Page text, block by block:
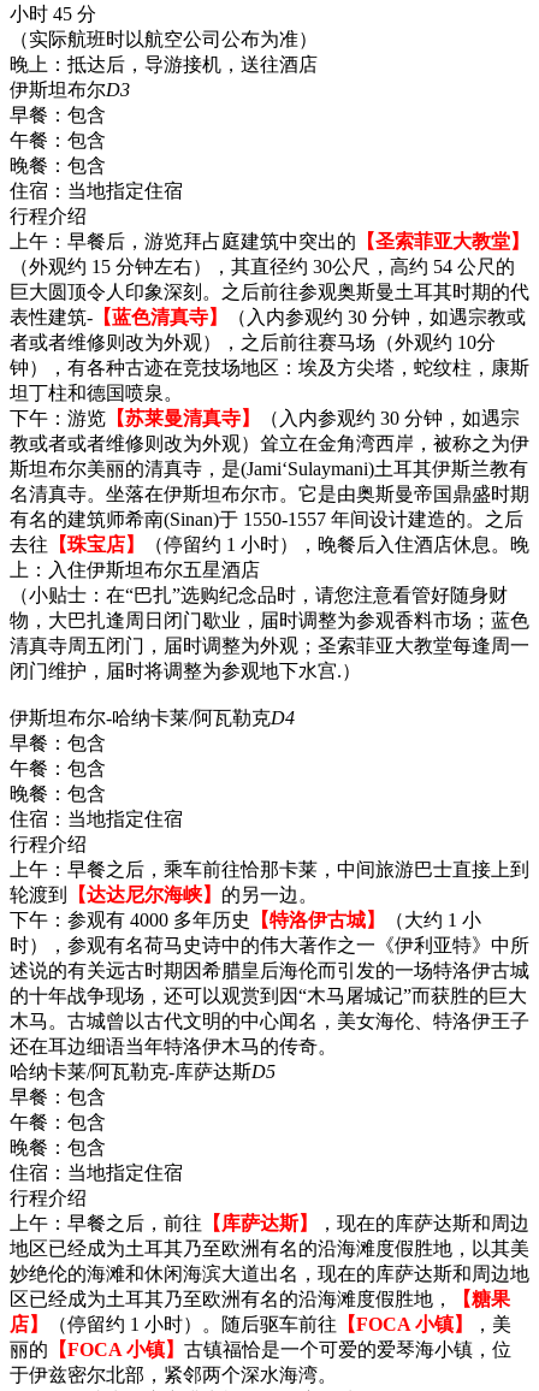
小时 45 分
（实际航班时以航空公司公布为准）
晚上：抵达后，导游接机，送往酒店
伊斯坦布尔D3
早餐： 包含
午餐： 包含
晚餐： 包含
住宿： 当地指定住宿
行程介绍
上午：早餐后，游览拜占庭建筑中突出的 【圣索菲亚大教堂】
（外观约 15 分钟左右），其直径约 30公尺，高约 54 公尺的
巨大圆顶令人印象深刻。之后前往参观奥斯曼土耳其时期的代
表性建筑- 【蓝色清真寺】
（入内参观约 30 分钟，如遇宗教或
者或者维修则改为外观），之后前往赛马场（外观约 10分
钟），有各种古迹在竞技场地区：埃及方尖塔，蛇纹柱，康斯
坦丁柱和德国喷泉。
下午：游览 【苏莱曼清真寺】
（入内参观约 30 分钟，如遇宗
教或者或者维修则改为外观）耸立在金角湾西岸，被称之为伊
斯坦布尔美丽的清真寺，是(Jami‘Sulaymani)土耳其伊斯兰教有
名清真寺。坐落在伊斯坦布尔市。它是由奥斯曼帝国鼎盛时期
有名的建筑师希南(Sinan)于 1550-1557 年间设计建造的。之后
去往 【珠宝店】
（停留约 1 小时），晚餐后入住酒店休息。晚
上：入住伊斯坦布尔五星酒店
（小贴士：在“巴扎”选购纪念品时，请您注意看管好随身财
物，大巴扎逢周日闭门歇业，届时调整为参观香料市场；蓝色
清真寺周五闭门，届时调整为外观；圣索菲亚大教堂每逢周一
闭门维护，届时将调整为参观地下水宫.）
伊斯坦布尔-哈纳卡莱/阿瓦勒克D4
早餐： 包含
午餐： 包含
晚餐： 包含
住宿： 当地指定住宿
行程介绍
上午：早餐之后，乘车前往恰那卡莱，中间旅游巴士直接上到
轮渡到
【达达尼尔海峡】 的另一边。
下午：参观有 4000 多年历史
【特洛伊古城】
（大约 1 小
时），参观有名荷马史诗中的伟大著作之一《伊利亚特》中所
述说的有关远古时期因希腊皇后海伦而引发的一场特洛伊古城
的十年战争现场，还可以观赏到因“木马屠城记”而获胜的巨大
木马。古城曾以古代文明的中心闻名，美女海伦、特洛伊王子
还在耳边细语当年特洛伊木马的传奇。
哈纳卡莱/阿瓦勒克-库萨达斯D5
早餐： 包含
午餐： 包含
晚餐： 包含
住宿： 当地指定住宿
行程介绍
上午：早餐之后，前往 【库萨达斯】
，现在的库萨达斯和周边
地区已经成为土耳其乃至欧洲有名的沿海滩度假胜地，以其美
妙绝伦的海滩和休闲海滨大道出名，现在的库萨达斯和周边地
区已经成为土耳其乃至欧洲有名的沿海滩度假胜地，
【糖果
店】
（停留约 1 小时）。随后驱车前往 【FOCA 小镇】
，美
丽的 【FOCA 小镇】 古镇福恰是一个可爱的爱琴海小镇，位
于伊兹密尔北部，紧邻两个深水海湾。